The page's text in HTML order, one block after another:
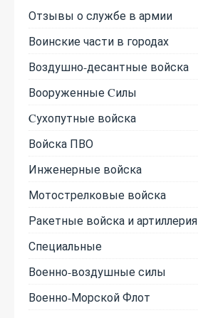
Отзывы о службе в армии
Воинские части в городах
Воздушно-десантные войска
Вооруженные Cилы
Cухопутные войска
Войска ПВО
Инженерные войска
Мотострелковые войска
Ракетные войска и артиллерия
Специальные
Военно-воздушные силы
Военно-Морской Флот